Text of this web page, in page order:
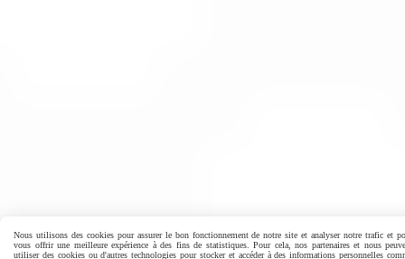
Nous utilisons des cookies pour assurer le bon fonctionnement de notre site et analyser notre trafic et
vous offrir une meilleure expérience à des fins de statistiques. Pour cela, nos partenaires et nous
utiliser des cookies ou d'autres technologies pour stocker et accéder à des informations personnelles